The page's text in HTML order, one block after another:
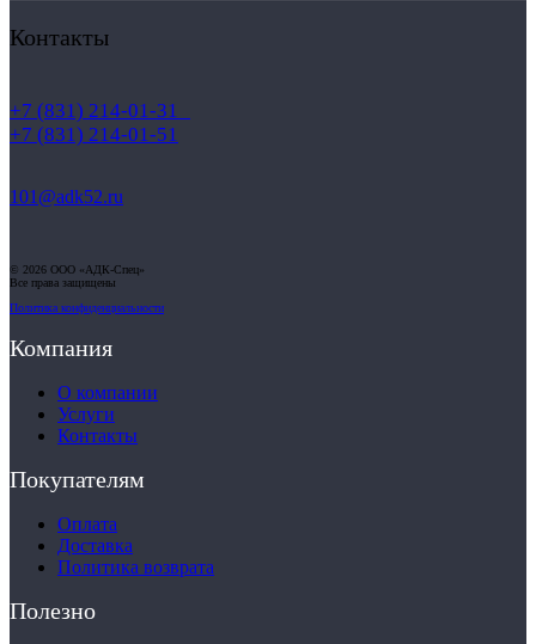
Основные ТР ТС, ГОСТ и ТУ
Контакты
+7 (831) 214-01-31
+7 (831) 214-01-51
101@adk52.ru
© 2026 ООО «АДК-Спец»
Все права защищены
Политика конфиденциальности
Компания
О компании
Услуги
Контакты
Покупателям
Оплата
Доставка
Политика возврата
Полезно